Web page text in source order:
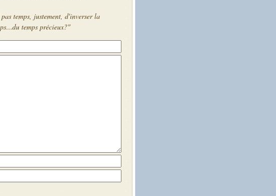
temps, justement, d'inverser la
temps précieux?"